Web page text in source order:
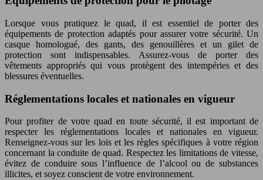
Lorsque vous pratiquez le quad, il est essentiel de porter des
équipements de protection adaptés pour assurer votre sécurité. Un
casque homologué, des gants, des genouillères et un gilet de
protection sont indispensables. Assurez-vous de porter des
vêtements appropriés qui vous protègent des intempéries et des
blessures éventuelles.
Réglementations locales et nationales en vigueur
Pour profiter de votre quad en toute sécurité, il est important de
respecter les réglementations locales et nationales en vigueur.
Renseignez-vous sur les lois et les règles spécifiques à votre région
concernant la conduite de quad. Respectez les limitations de vitesse,
évitez de conduire sous l’influence de l’alcool ou de substances
illicites, et soyez conscient de votre environnement.